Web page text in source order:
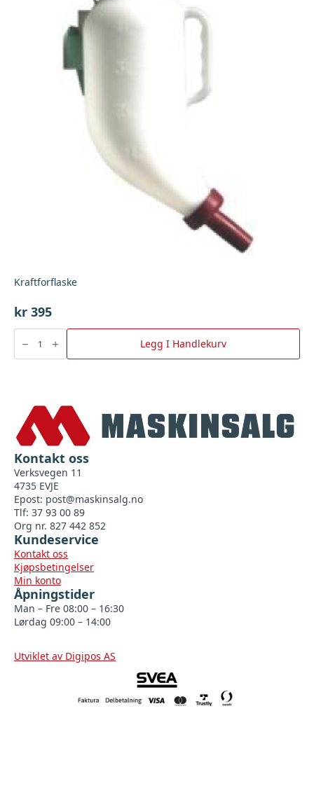
Kraftforflaske
kr 395
Kraftforflaske
Legg I Handlekurv
Kontakt oss
Verksvegen 11
4735 EVJE
Epost: post@maskinsalg.no
Tlf: 37 93 00 89
Org nr. 827 442 852
Kundeservice
Kontakt oss
Kjøpsbetingelser
Min konto
Åpningstider
Man – Fre 08:00 – 16:30
Lørdag 09:00 – 14:00
Utviklet av Digipos AS